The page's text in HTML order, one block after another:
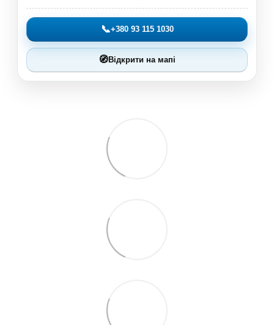
📞+380 93 115 1030
🧭Відкрити на мапі